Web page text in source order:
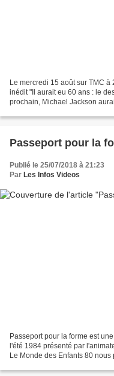
Le mercredi 15 août sur TMC
inédit "Il aurait eu 60 ans : le
prochain, Michael Jackson
Passeport pour la
Publié le 25/07/2018 à 21:23
Par Les Infos Videos
Passeport pour la forme est
l'été 1984 présenté par
Le Monde des Enfants 80